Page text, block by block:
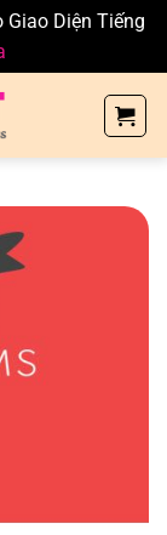
Giao Diện Tiếng